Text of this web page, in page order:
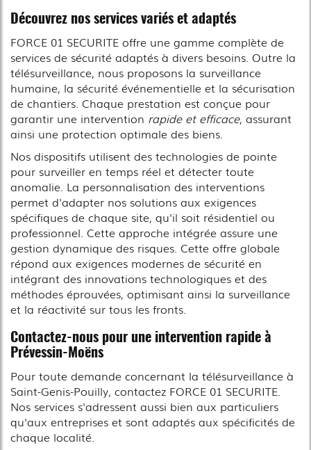
Découvrez nos services variés et adaptés
FORCE 01 SECURITE offre une gamme complète de
services de sécurité adaptés à divers besoins. Outre la
télésurveillance, nous proposons la surveillance
humaine, la sécurité événementielle et la sécurisation
de chantiers. Chaque prestation est conçue pour
garantir une intervention rapide et efficace, assurant
ainsi une protection optimale des biens.
Nos dispositifs utilisent des technologies de pointe
pour surveiller en temps réel et détecter toute
anomalie. La personnalisation des interventions
permet d'adapter nos solutions aux exigences
spécifiques de chaque site, qu'il soit résidentiel ou
professionnel. Cette approche intégrée assure une
gestion dynamique des risques. Cette offre globale
répond aux exigences modernes de sécurité en
intégrant des innovations technologiques et des
méthodes éprouvées, optimisant ainsi la surveillance
et la réactivité sur tous les fronts.
Contactez-nous pour une intervention rapide à
Prévessin-Moëns
Pour toute demande concernant la télésurveillance à
Saint-Genis-Pouilly, contactez FORCE 01 SECURITE.
Nos services s'adressent aussi bien aux particuliers
qu'aux entreprises et sont adaptés aux spécificités de
chaque localité.